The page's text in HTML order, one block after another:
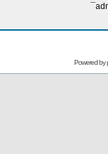
Powered by